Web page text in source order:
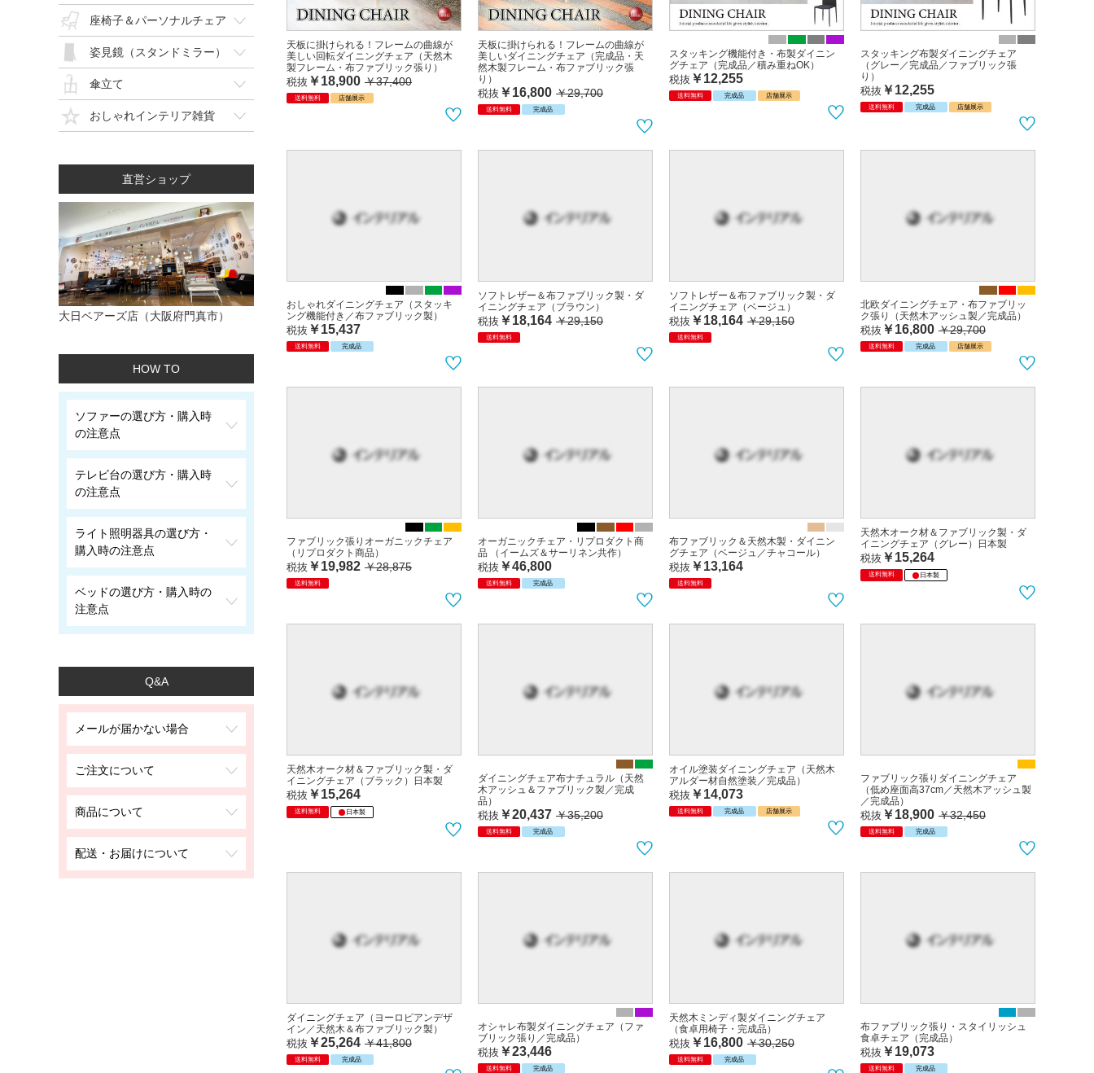
天板に掛けられる！フレームの曲線が
美しい回転ダイニングチェア（天然木
製フレーム・布ファブリック張り）
税抜 ￥18,900 ￥37,400
送料無料 店舗展示
天板に掛けられる！フレームの曲線が
美しいダイニングチェア（完成品・天
然木製フレーム・布ファブリック張
り）
税抜 ￥16,800 ￥29,700
送料無料 完成品
スタッキング機能付き・布製ダイニン
グチェア（完成品／積み重ねOK）
税抜 ￥12,255
送料無料 完成品 店舗展示
スタッキング布製ダイニングチェア
（グレー／完成品／ファブリック張
り）
税抜 ￥12,255
送料無料 完成品 店舗展示
おしゃれダイニングチェア（スタッキ
ング機能付き／布ファブリック製）
税抜 ￥15,437
送料無料 完成品
ソフトレザー＆布ファブリック製・ダ
イニングチェア（ブラウン）
税抜 ￥18,164 ￥29,150
送料無料
ソフトレザー＆布ファブリック製・ダ
イニングチェア（ベージュ）
税抜 ￥18,164 ￥29,150
送料無料
北欧ダイニングチェア・布ファブリッ
ク張り（天然木アッシュ製／完成品）
税抜 ￥16,800 ￥29,700
送料無料 完成品 店舗展示
ファブリック張りオーガニックチェア
（リプロダクト商品）
税抜 ￥19,982 ￥28,875
送料無料
オーガニックチェア・リプロダクト商
品 （イームズ＆サーリネン共作）
税抜 ￥46,800
送料無料 完成品
布ファブリック＆天然木製・ダイニン
グチェア（ベージュ／チャコール）
税抜 ￥13,164
送料無料
天然木オーク材＆ファブリック製・ダ
イニングチェア（グレー）日本製
税抜 ￥15,264
送料無料 日本製
天然木オーク材＆ファブリック製・ダ
イニングチェア（ブラック）日本製
税抜 ￥15,264
送料無料 日本製
ダイニングチェア布ナチュラル（天然
木アッシュ＆ファブリック製／完成
品）
税抜 ￥20,437 ￥35,200
送料無料 完成品
オイル塗装ダイニングチェア（天然木
アルダー材自然塗装／完成品）
税抜 ￥14,073
送料無料 完成品 店舗展示
ファブリック張りダイニングチェア
（低め座面高37cm／天然木アッシュ製
／完成品）
税抜 ￥18,900 ￥32,450
送料無料 完成品
ダイニングチェア（ヨーロピアンデザ
イン／天然木＆布ファブリック製）
税抜 ￥25,264 ￥41,800
送料無料 完成品
オシャレ布製ダイニングチェア（ファ
ブリック張り／完成品）
税抜 ￥23,446
送料無料 完成品
天然木ミンディ製ダイニングチェア
（食卓用椅子・完成品）
税抜 ￥16,800 ￥30,250
送料無料 完成品
布ファブリック張り・スタイリッシュ
食卓チェア（完成品）
税抜 ￥19,073
送料無料 完成品
座椅子＆パーソナルチェア
姿見鏡（スタンドミラー）
傘立て
おしゃれインテリア雑貨
直営ショップ
大日ベアーズ店（大阪府門真市）
HOW TO
ソファーの選び方・購入時
の注意点
テレビ台の選び方・購入時
の注意点
ライト照明器具の選び方・
購入時の注意点
ベッドの選び方・購入時の
注意点
Q&A
メールが届かない場合
ご注文について
商品について
配送・お届けについて